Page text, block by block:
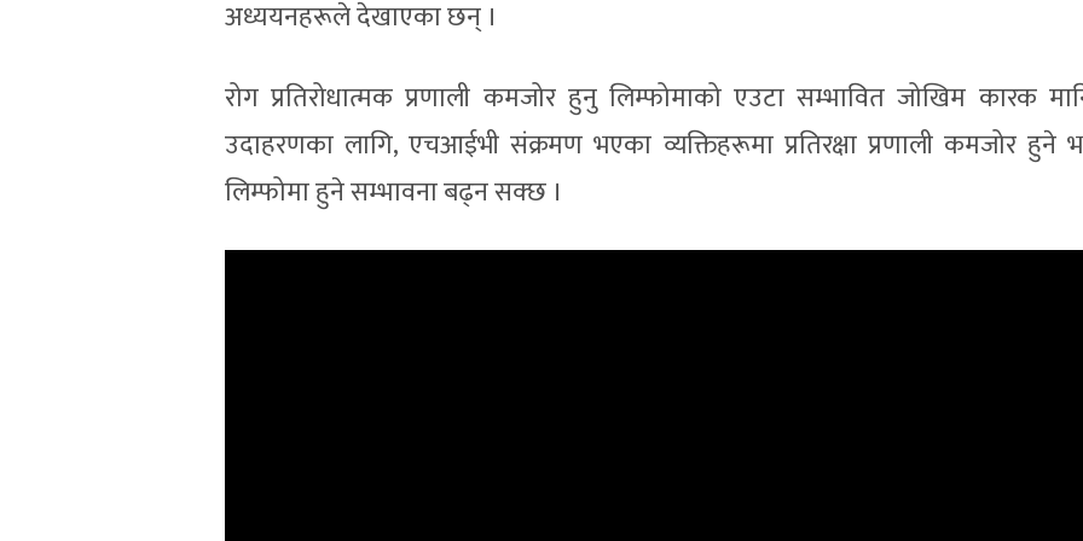
अध्ययनहरूले देखाएका छन् ।
रोग प्रतिरोधात्मक प्रणाली कमजोर हुनु लिम्फोमाको एउटा सम्भावित जोखिम कारक
उदाहरणका लागि, एचआईभी संक्रमण भएका व्यक्तिहरूमा प्रतिरक्षा प्रणाली कमजोर हुने
लिम्फोमा हुने सम्भावना बढ्न सक्छ ।